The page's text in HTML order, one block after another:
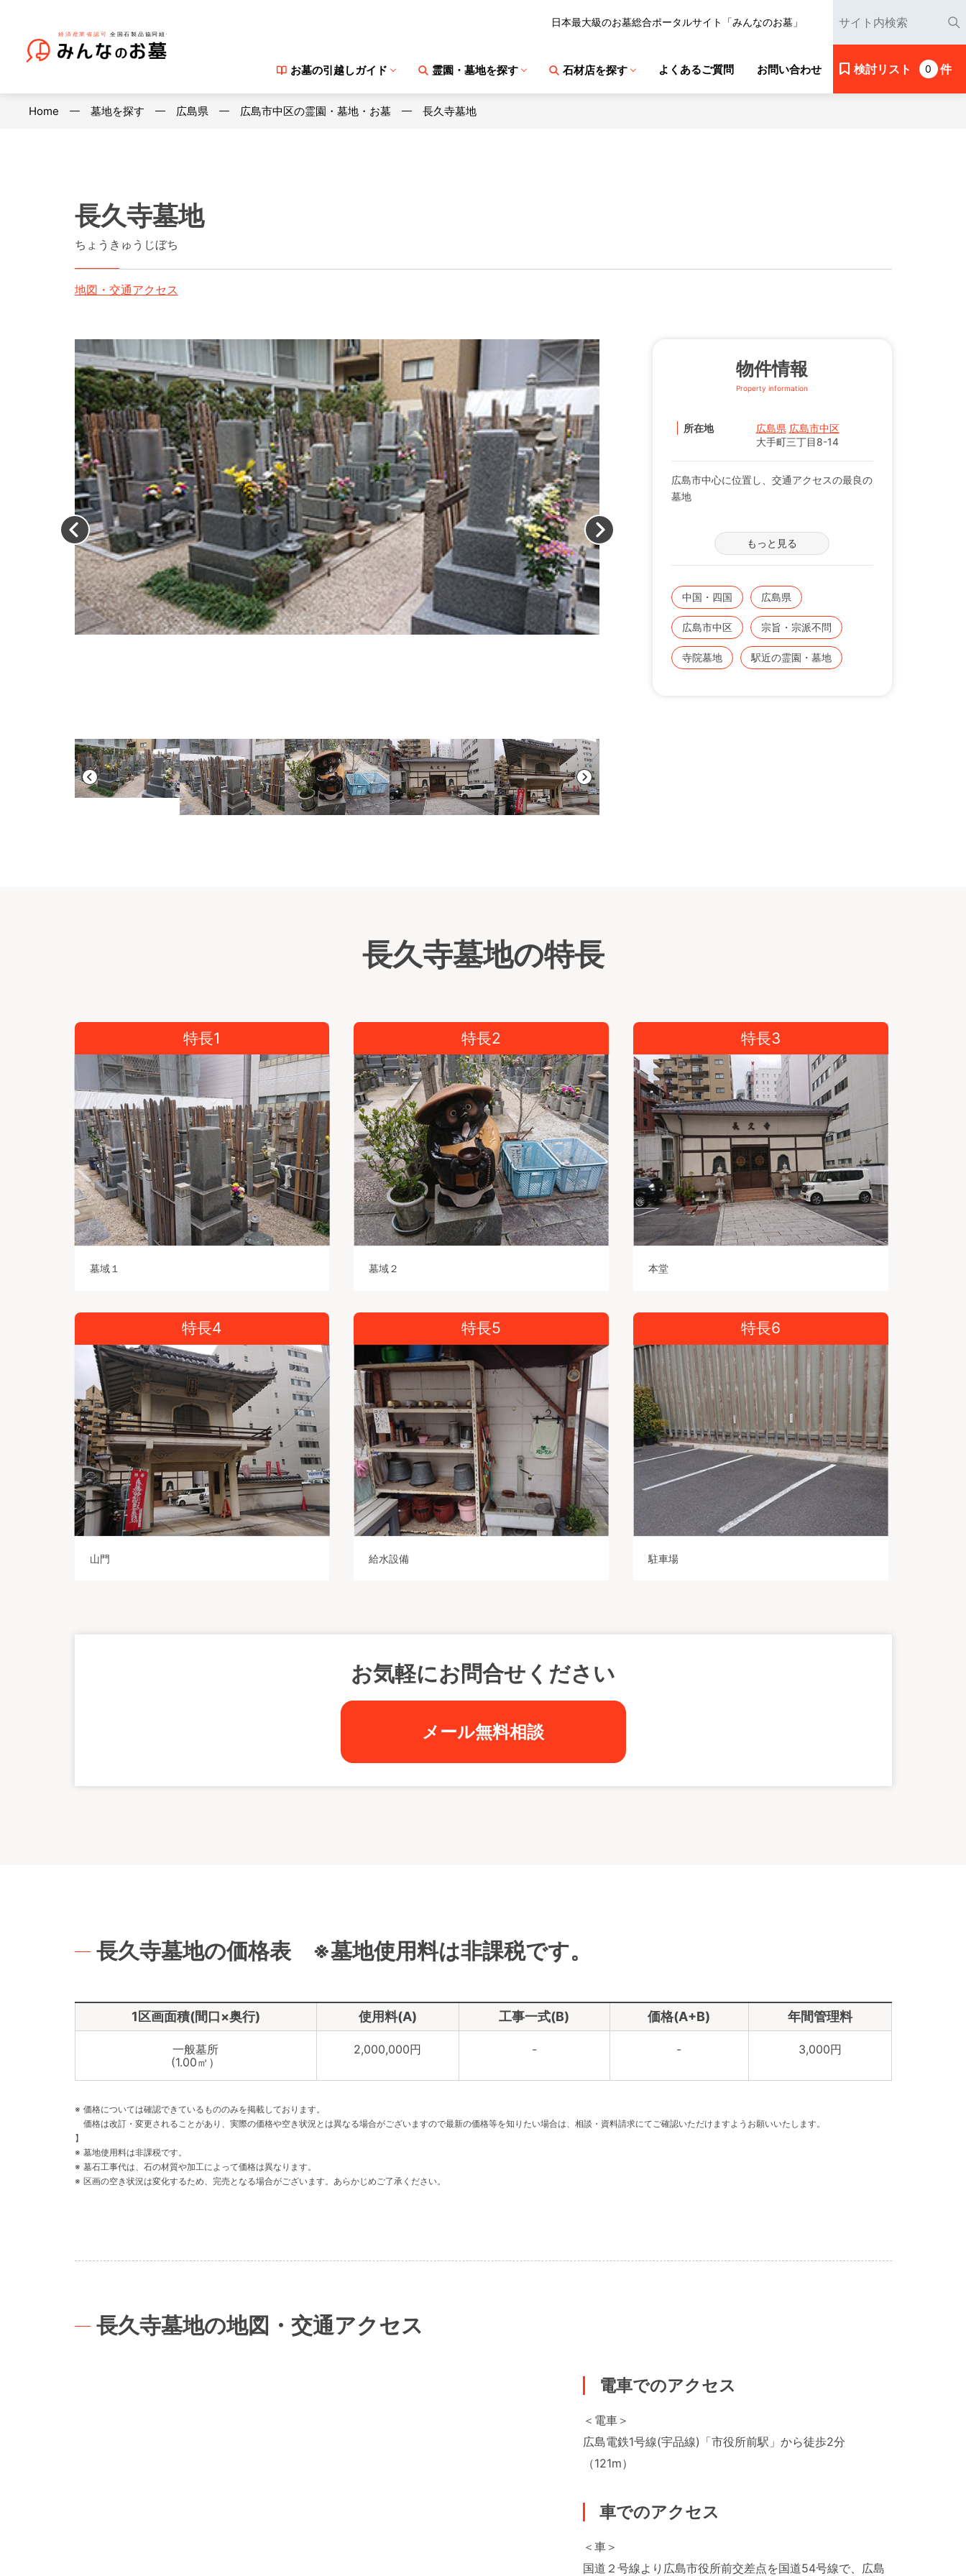
日本最大級のお墓総合ポータルサイト「みんなのお墓」
お墓の引越しガイド 霊園・墓地を探す 石材店を探す よくあるご質問 お問い合わせ 検討リスト 0 件
Home 墓地を探す 広島県 広島市中区の霊園・墓地・お墓 長久寺墓地
長久寺墓地
ちょうきゅうじぼち
地図・交通アクセス
物件情報
Property information
所在地 広島県 広島市中区
大手町三丁目8-14
広島市中心に位置し、交通アクセスの最良の
墓地
広島市内のど真ん中にありますので、アクセ
スは抜群です。
広島市中区役所の近く、広島中央郵便局の国
平和大通り公園からも徒歩５分ととっても近
いです。
電車では、広島電鉄宇品線の市役所前駅下車
徒歩２分です。
各所から出ております、広電バスも便利で市
もっと見る
中国・四国 広島県
広島市中区 宗旨・宗派不問
寺院墓地 駅近の霊園・墓地
長久寺墓地の特長
特長1
墓域１
特長2
墓域２
特長3
本堂
特長4
山門
特長5
給水設備
特長6
駐車場
お気軽にお問合せください
メール無料相談
長久寺墓地の価格表 ※墓地使用料は非課税です。
1区画面積(間口×奥行) 使用料(A) 工事一式(B) 価格(A+B) 年間管理料
一般墓所
(1.00㎡）
2,000,000円 - - 3,000円
価格については確認できているもののみを掲載しております。
価格は改訂・変更されることがあり、実際の価格や空き状況とは異なる場合がございますので最新の価格等を知りたい場合は、相談・資料請求にてご確認いただけますようお願いいたします。
】
墓地使用料は非課税です。
墓石工事代は、石の材質や加工によって価格は異なります。
区画の空き状況は変化するため、完売となる場合がございます。あらかじめご了承ください。
長久寺墓地の地図・交通アクセス
電車でのアクセス
＜電車＞
広島電鉄1号線(宇品線)「市役所前駅」から徒歩2分
（121m）
車でのアクセス
＜車＞
国道２号線より広島市役所前交差点を国道54号線で、広島